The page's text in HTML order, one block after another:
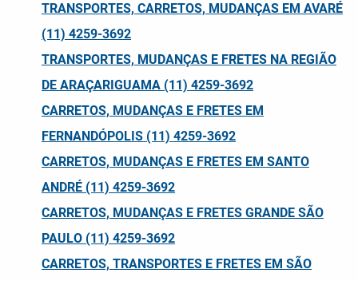
TRANSPORTES, CARRETOS, MUDANÇAS EM AVARÉ
(11) 4259-3692
TRANSPORTES, MUDANÇAS E FRETES NA REGIÃO
DE ARAÇARIGUAMA (11) 4259-3692
CARRETOS, MUDANÇAS E FRETES EM
FERNANDÓPOLIS (11) 4259-3692
CARRETOS, MUDANÇAS E FRETES EM SANTO
ANDRÉ (11) 4259-3692
CARRETOS, MUDANÇAS E FRETES GRANDE SÃO
PAULO (11) 4259-3692
CARRETOS, TRANSPORTES E FRETES EM SÃO